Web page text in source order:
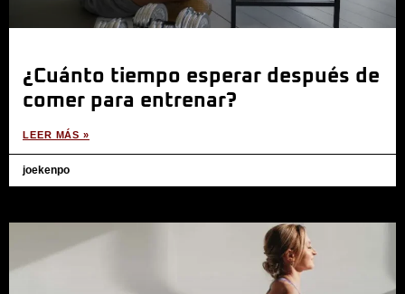
¿Cuánto tiempo esperar después de
comer para entrenar?
LEER MÁS »
joekenpo